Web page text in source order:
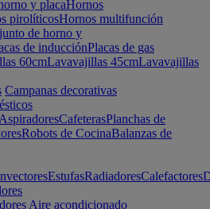
y placaHornos
pirolíticosHornos multifunción
de horno y
de inducciónPlacas de gas
60cmLavavajillas 45cmLavavajillas
Campanas decorativas
AspiradoresCafeterasPlanchas de
Robots de CocinaBalanzas de
EstufasRadiadoresCalefactores
Aire acondicionado